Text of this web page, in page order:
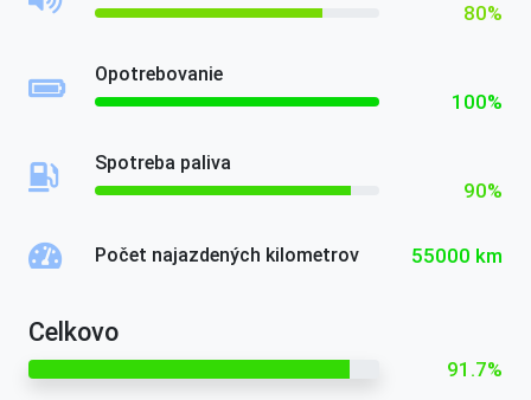
80%
Opotrebovanie
100%
Spotreba paliva
90%
Počet najazdených kilometrov 55000 km
Celkovo
91.7%